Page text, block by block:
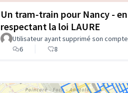
Un tram-train pour Nancy - en
respectant la loi LAURE
Utilisateur ayant supprimé son compte
6
8